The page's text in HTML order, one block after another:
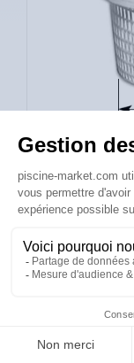
4,80
Expédié sous